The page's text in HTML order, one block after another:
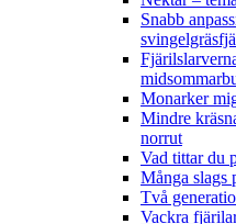
Snabb
Monarker
Mindre
norrut
Vad tittar du
Många slags
Två
Vackra